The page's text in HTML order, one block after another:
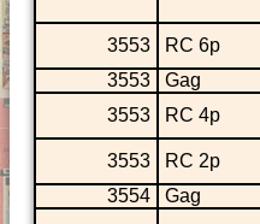
3553 RC 6p
3553
Gag
3553
RC 4p
3553
RC 2p
3554
Gag